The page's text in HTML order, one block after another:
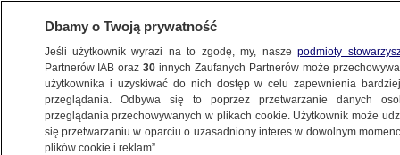
METEO
NAJNOWSZE
Dbamy o Twoją prywatność
Jeśli użytkownik wyrazi na to zgodę, my, naszepodmioty
Partnerów IAB oraz30 innych Zaufanych Partnerów może
użytkownika i uzyskiwać do nich dostęp w celu zapewnienia
przeglądania. Odbywa się to poprzez przetwarzanie danych
przeglądania przechowywanych w plikach cookie. Użytkownik może
się przetwarzaniu w oparciu o uzasadniony interes w dowolnym
plików cookie i reklam”.